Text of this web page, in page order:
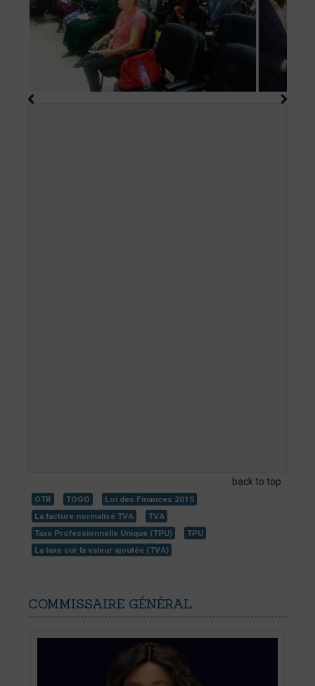
back to top
OTR TOGO
Loi des Finances 2015
La facture normalisé TVA
TVA
Taxe Professionnelle Unique (TPU)
TPU
La taxe sur la valeur ajoutée (TVA)
COMMISSAIRE GÉNÉRAL